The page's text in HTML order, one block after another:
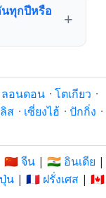
ทุกปีหรือ
ลอนดอน · โตเกียว ·
ส · เซี่ยงไฮ้ · ปักกิ่ง ·
🇨🇳 จีน | 🇮🇳 อินเดีย |
น | 🇫🇷 ฝรั่งเศส | 🇨🇦